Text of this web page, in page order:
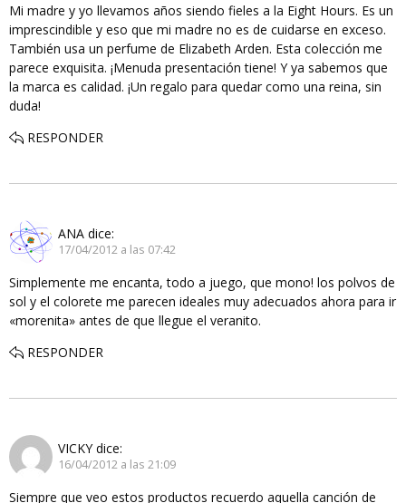
Mi madre y yo llevamos años siendo fieles a la Eight Hours. Es un
imprescindible y eso que mi madre no es de cuidarse en exceso.
También usa un perfume de Elizabeth Arden. Esta colección me
parece exquisita. ¡Menuda presentación tiene! Y ya sabemos que
la marca es calidad. ¡Un regalo para quedar como una reina, sin
duda!
RESPONDER
ANA dice:
17/04/2012 a las 07:42
Simplemente me encanta, todo a juego, que mono! los polvos de
sol y el colorete me parecen ideales muy adecuados ahora para ir
«morenita» antes de que llegue el veranito.
RESPONDER
VICKY dice:
16/04/2012 a las 21:09
Siempre que veo estos productos recuerdo aquella canción de